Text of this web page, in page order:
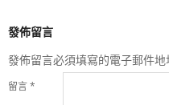
發佈留言
發佈留言必須填寫的電子郵件地
留言*